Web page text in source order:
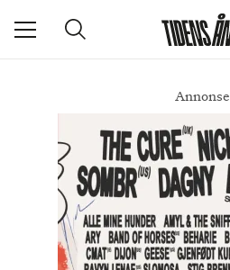
Et øyeblikk med bølgeblikk
Annonse